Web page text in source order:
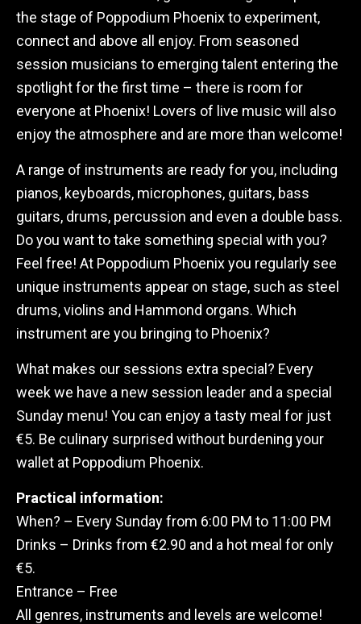
the stage of Poppodium Phoenix to experiment,
connect and above all enjoy. From seasoned
session musicians to emerging talent entering the
spotlight for the first time – there is room for
everyone at Phoenix! Lovers of live music will also
enjoy the atmosphere and are more than welcome!
A range of instruments are ready for you, including
pianos, keyboards, microphones, guitars, bass
guitars, drums, percussion and even a double bass.
Do you want to take something special with you?
Feel free! At Poppodium Phoenix you regularly see
unique instruments appear on stage, such as steel
drums, violins and Hammond organs. Which
instrument are you bringing to Phoenix?
What makes our sessions extra special? Every
week we have a new session leader and a special
Sunday menu! You can enjoy a tasty meal for just
€5. Be culinary surprised without burdening your
wallet at Poppodium Phoenix.
Practical information:
When? – Every Sunday from 6:00 PM to 11:00 PM
Drinks – Drinks from €2.90 and a hot meal for only
€5.
Entrance – Free
All genres, instruments and levels are welcome!